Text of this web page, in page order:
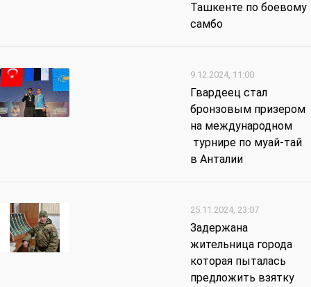
Ташкенте по боевому
самбо
9.12.2024, 11:00
Гвардеец стал
бронзовым призером
на международном
турнире по муай-тай
в Анталии
25.11.2024, 23:07
Задержана
жительница города
которая пыталась
предложить взятку